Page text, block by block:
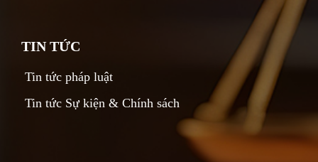
TIN TỨC
Tin tức pháp luật
Tin tức Sự kiện & Chính sách